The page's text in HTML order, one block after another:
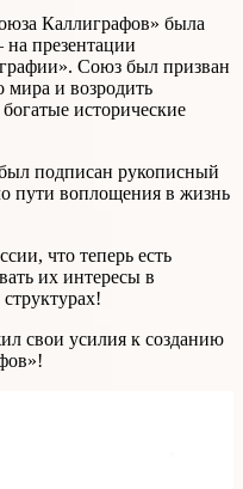
Каллиграфов» была
презентации
Союз был призван
мира и возродить
исторические
подписан рукописный
пути воплощения в жизнь
что теперь есть
их интересы в
свои усилия к созданию